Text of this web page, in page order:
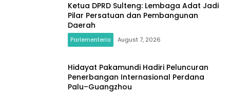
Ketua DPRD Sulteng: Lembaga Adat Jadi
Pilar Persatuan dan Pembangunan
Daerah
Parlementeria August 7, 2026
Hidayat Pakamundi Hadiri Peluncuran
Penerbangan Internasional Perdana
Palu–Guangzhou